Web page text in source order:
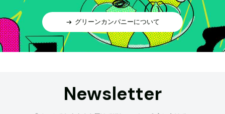
グリーンカンパニーについて
Newsletter